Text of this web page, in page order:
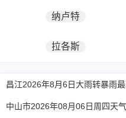
纳卢特
拉各斯
昌江2026年8月6日大雨转暴雨
中山市2026年08月06日周四天